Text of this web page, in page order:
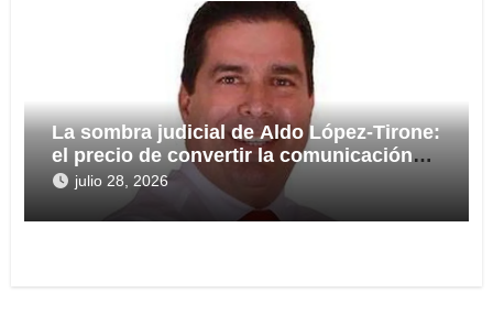
La sombra judicial de Aldo López-Tirone:
el precio de convertir la comunicación
en arma
julio 28, 2026